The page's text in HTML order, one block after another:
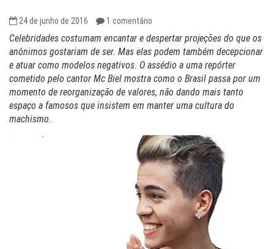
24 de junho de 2016 1 comentário
Celebridades costumam encantar e despertar projeções do que os
anônimos gostariam de ser. Mas elas podem também decepcionar
e atuar como modelos negativos. O assédio a uma repórter
cometido pelo cantor Mc Biel mostra como o Brasil passa por um
momento de reorganização de valores, não dando mais tanto
espaço a famosos que insistem em manter uma cultura do
machismo.